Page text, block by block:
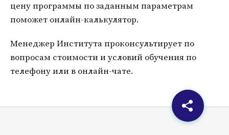
цену программы по заданным параметрам
поможет онлайн-калькулятор.
Менеджер Института проконсультирует по
вопросам стоимости и условий обучения по
телефону или в онлайн-чате.